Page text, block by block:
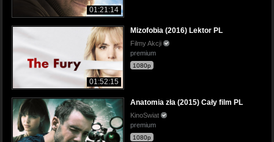
01:21:14
01:52:15
Mizofobia (2016) Lektor PL
Filmy Akcji
premium
1080p
Anatomia zła (2015) Cały film PL
KinoSwiat
premium
1080p